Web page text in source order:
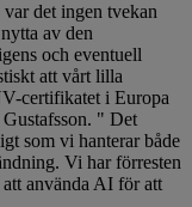
det ingen tvekan
av den
och eventuell
att vårt lilla
certifikatet i Europa
" Det
som vi hanterar både
Vi har förresten
använda AI för att